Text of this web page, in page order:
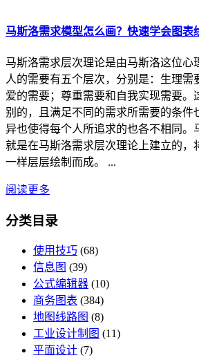
马斯洛需求模型怎么画？快速学会图表
马斯洛需求层次理论是由马斯洛这位心
人的需要有五个层次，分别是：生理需
爱的需要；尊重需要和自我实现需要。
别的，且满足不同的需求所需要的条件
异也使得每个人所追求的也各不相同。
就是在马斯洛需求层次理论上建立的，
一样层层绘制而成。 ...
阅读更多
分类目录
使用技巧 (68)
信息图 (39)
公式编辑器 (10)
商务图表 (384)
地图线路图 (8)
工业设计制图 (11)
平面设计 (7)